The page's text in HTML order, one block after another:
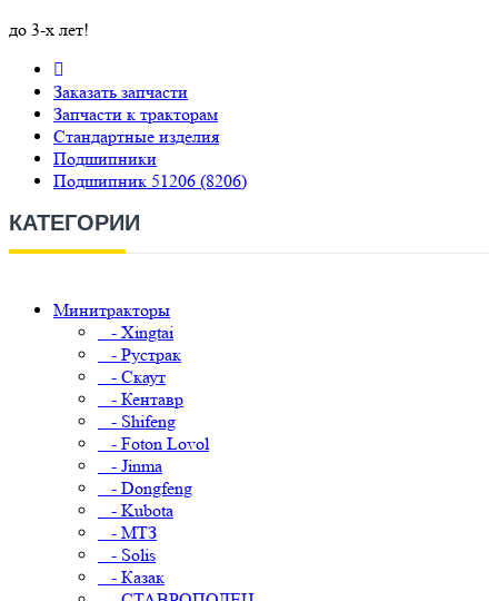
до 3-х лет!
Заказать запчасти
Запчасти к тракторам
Стандартные изделия
Подшипники
Подшипник 51206 (8206)
КАТЕГОРИИ
Минитракторы
- Xingtai
- Рустрак
- Скаут
- Кентавр
- Shifeng
- Foton Lovol
- Jinma
- Dongfeng
- Kubota
- МТЗ
- Solis
- Казак